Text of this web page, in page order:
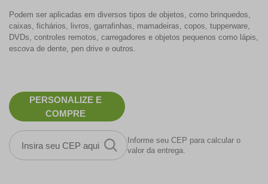
Podem ser aplicadas em diversos tipos de objetos, como brinquedos,
caixas, fichários, livros, garrafinhas, mamadeiras, copos, tupperware,
DVDs, controles remotos, carregadores e objetos pequenos como lápis,
escova de dente, pen drive e outros.
PERSONALIZE E
COMPRE
Informe seu CEP para calcular o
valor da entrega.